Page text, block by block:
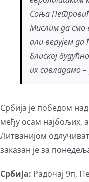
Соња
Мислим да смо
али верујем
блиској
их савладамо
Србија је победом
међу осам најбољих,
Литванијом
заказан је за
Србија: Радочај 9п,